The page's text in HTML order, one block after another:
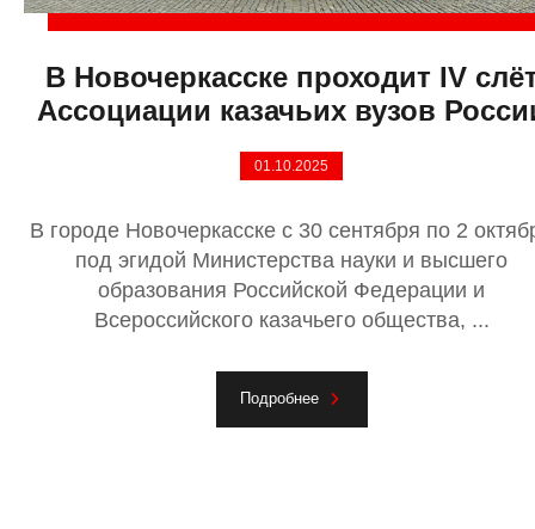
В Новочеркасске проходит IV
Ассоциации казачьих вузов
01.10.2025
В городе Новочеркасске с 30 сентября по 2
под эгидой Министерства науки и высшего
образования Российской Федерации и
Всероссийского казачьего общества, ...
Подробнее